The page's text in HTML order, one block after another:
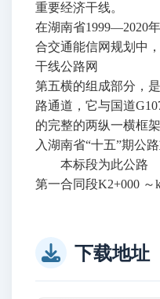
重要经济干线。
在湖南省1999—2020
合交通能信网规划中
干线公路网
第五横的组成部分，
路通道，它与国道
的完整的两纵一横框
入湖南省“十五”期公
本标段为此公路
第一合同段K2+000 ～
下载地址